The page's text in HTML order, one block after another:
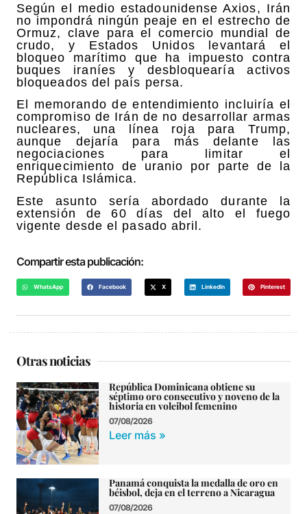
Según el medio estadounidense Axios, Irán
no impondrá ningún peaje en el estrecho de
Ormuz, clave para el comercio mundial de
crudo, y Estados Unidos levantará el
bloqueo marítimo que ha impuesto contra
buques iraníes y desbloquearía activos
bloqueados del país persa.
El memorando de entendimiento incluiría el
compromiso de Irán de no desarrollar armas
nucleares, una línea roja para Trump,
aunque dejaría para más delante las
negociaciones para limitar el
enriquecimiento de uranio por parte de la
República Islámica.
Este asunto sería abordado durante la
extensión de 60 días del alto el fuego
vigente desde el pasado abril.
Compartir esta publicación:
WhatsApp Facebook X LinkedIn Pinterest
Otras noticias
República Dominicana obtiene su
séptimo oro consecutivo y noveno de la
historia en voleibol femenino
07/08/2026
Leer más »
Panamá conquista la medalla de oro en
béisbol, deja en el terreno a Nicaragua
07/08/2026